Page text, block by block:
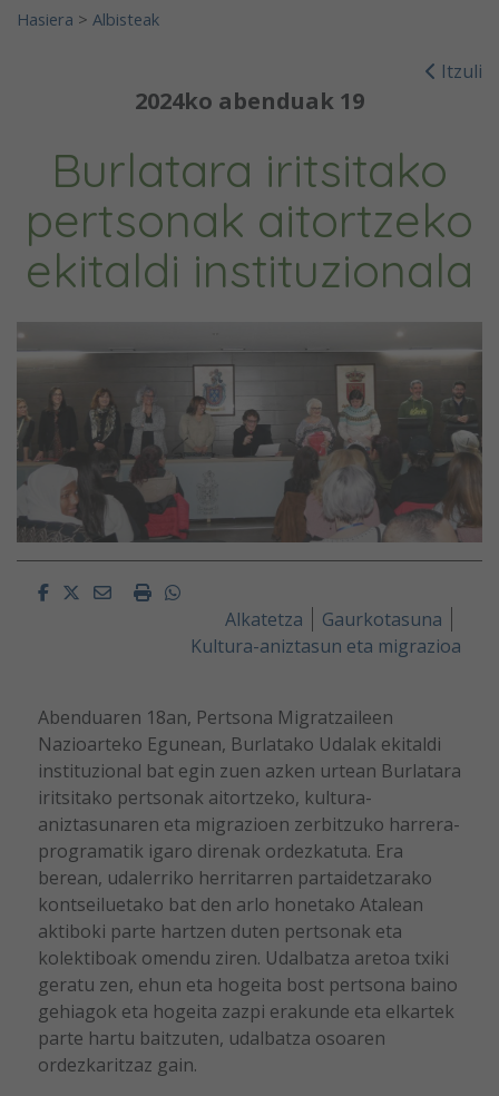
Hasiera > Albisteak
Itzuli
2024ko abenduak 19
Burlatara iritsitako
pertsonak aitortzeko
ekitaldi instituzionala
FacebookTwitterEmailImprimirWhatsapp
Alkatetza
Gaurkotasuna
Kultura-aniztasun eta migrazioa
Abenduaren 18an, Pertsona Migratzaileen
Nazioarteko Egunean, Burlatako Udalak ekitaldi
instituzional bat egin zuen azken urtean Burlatara
iritsitako pertsonak aitortzeko, kultura-
aniztasunaren eta migrazioen zerbitzuko harrera-
programatik igaro direnak ordezkatuta. Era
berean, udalerriko herritarren partaidetzarako
kontseiluetako bat den arlo honetako Atalean
aktiboki parte hartzen duten pertsonak eta
kolektiboak omendu ziren. Udalbatza aretoa txiki
geratu zen, ehun eta hogeita bost pertsona baino
gehiagok eta hogeita zazpi erakunde eta elkartek
parte hartu baitzuten, udalbatza osoaren
ordezkaritzaz gain.